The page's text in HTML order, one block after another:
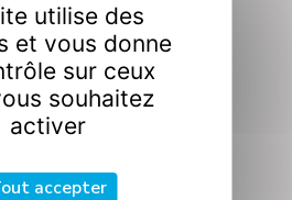
utilise des
et vous donne
sur ceux
souhaitez
activer
accepter